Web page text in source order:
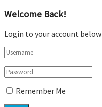
Welcome Back!
Login to your account below
Remember Me